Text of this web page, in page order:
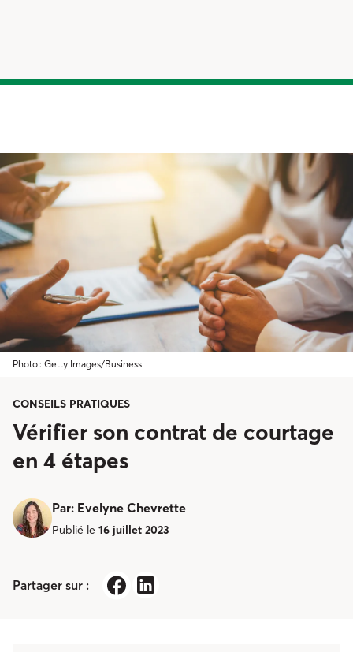
Photo : Getty Images/Business
CONSEILS PRATIQUES
Vérifier son contrat de courtage
en 4 étapes
Par: Evelyne Chevrette
Publié le 16 juillet 2023
Partager sur :